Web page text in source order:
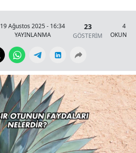
19 Ağustos 2025 - 16:34
YAYINLANMA
23
GÖSTERİM
4